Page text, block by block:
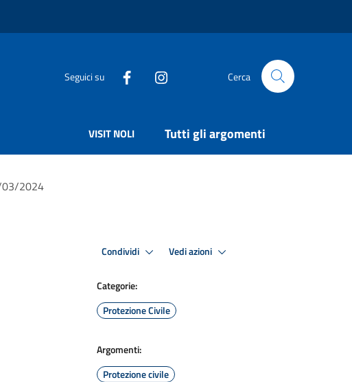
Seguici su Cerca
VISIT NOLI Tutti gli argomenti
03/2024
Condividi Vedi azioni
Categorie:
Protezione Civile
Argomenti:
Protezione civile